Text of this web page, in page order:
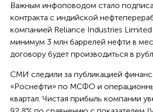
Важным инфоповодом стало
контракта с индийской
компанией Reliance Industries Limited
минимум 3 млн баррелей нефти в
договору будет производиться в
СМИ следили за публикацией
«Роснефти» по МСФО и
квартал. Чистая прибыль компании